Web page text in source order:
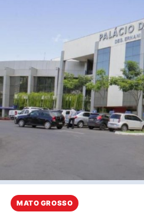
MATO GROSSO